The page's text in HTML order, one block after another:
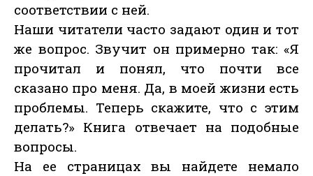
соответствии с ней.
Наши читатели часто задают один и тот
же вопрос. Звучит он примерно так: «Я
прочитал и понял, что почти все
сказано про меня. Да, в моей жизни есть
проблемы. Теперь скажите, что с этим
делать?» Книга отвечает на подобные
вопросы.
На ее страницах вы найдете немало